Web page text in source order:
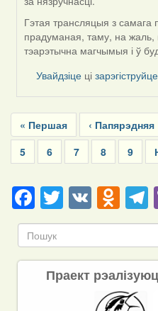
svetlana
vranova
Гэтая трансляцыя з самага
прадуманая, таму, на жаль,
тэарэтычна магчымыя і ў
Увайдзіце ці
Pagination
First
page
« Першая
Previous
page
‹ Папярэдняя
Page
5 Page
6 Page
7 Page
8 Page
9
Facebook
Twitter
VK
Праект